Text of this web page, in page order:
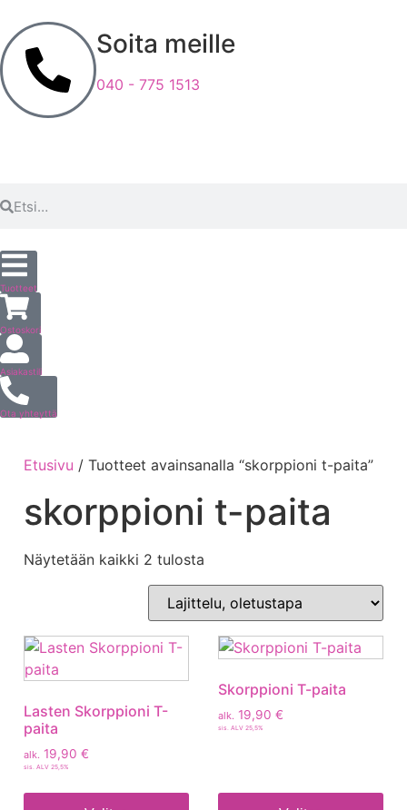
Soita meille
040 - 775 1513
Tuotteet
Ostoskori
Asiakastili
Ota yhteyttä
Etusivu / Tuotteet avainsanalla “skorppioni t-paita”
skorppioni t-paita
Näytetään kaikki 2 tulosta
Lasten Skorppioni T-
paita
alk. 19,90 €
sis. ALV 25,5%
Skorppioni T-paita
alk. 19,90 €
sis. ALV 25,5%